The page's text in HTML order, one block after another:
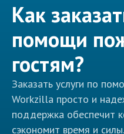
Как
помощи
гостям?
Заказать услуги по
Workzilla просто и
поддержка обеспечит
сэкономит время и